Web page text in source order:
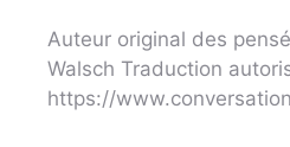
Auteur original des
Walsch Traduction
https://